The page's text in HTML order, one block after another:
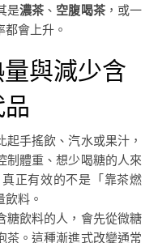
是濃茶 、 空腹喝茶，或一
會上升。
與減少含
手搖飲、汽水或果汁，
制體重、想少喝糖的人來
正有效的不是「靠茶燃
料。
糖飲料的人，會先從微糖
茶。這種漸進式改變通常